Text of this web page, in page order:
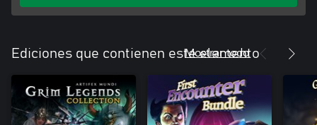
Ediciones que contienen este elemento
Mostrar todo